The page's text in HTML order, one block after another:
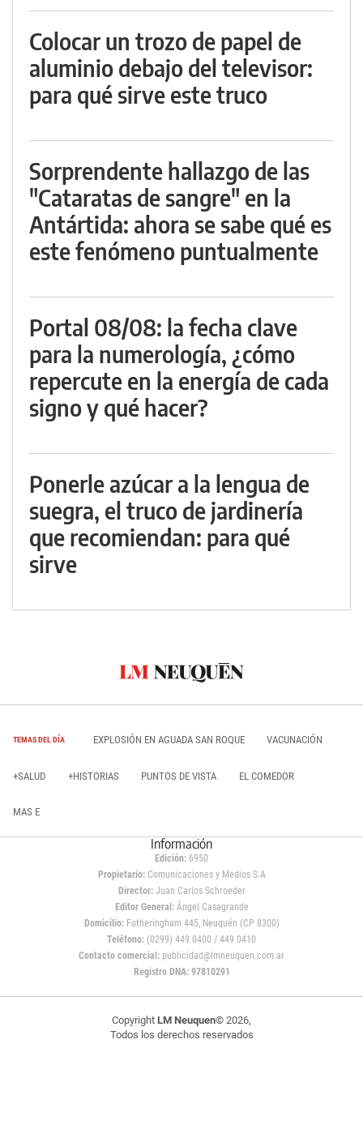
Colocar un trozo de papel de
aluminio debajo del televisor:
para qué sirve este truco
Sorprendente hallazgo de las
"Cataratas de sangre" en la
Antártida: ahora se sabe qué es
este fenómeno puntualmente
Portal 08/08: la fecha clave
para la numerología, ¿cómo
repercute en la energía de cada
signo y qué hacer?
Ponerle azúcar a la lengua de
suegra, el truco de jardinería
que recomiendan: para qué
sirve
TEMAS DEL DÍA EXPLOSIÓN EN AGUADA SAN ROQUE VACUNACIÓN
+SALUD +HISTORIAS PUNTOS DE VISTA EL COMEDOR
MAS E
Información
Edición: 6950
Propietario:Comunicaciones y Medios S.A
Director: Juan Carlos Schroeder
Editor General:Ángel Casagrande
Domicilio:Fotheringham 445, Neuquén (CP 8300)
Teléfono: (0299) 449 0400 / 449 0410
Contacto comercial: publicidad@lmneuquen.com.ar
Registro DNA: 97810291
Copyright LM Neuquen© 2026,
Todos los derechos reservados